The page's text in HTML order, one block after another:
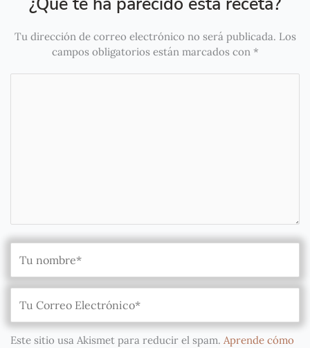
Tu dirección de correo electrónico no será publicada. Los
campos obligatorios están marcados con *
Este sitio usa Akismet para reducir el spam. Aprende cómo